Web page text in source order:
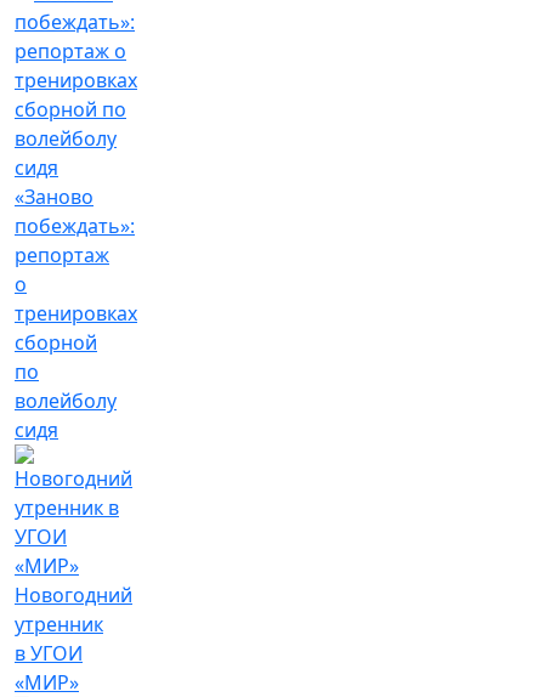
«Заново
побеждать»:
репортаж
о
тренировках
сборной
по
волейболу
сидя
Новогодний
утренник
в УГОИ
«МИР»